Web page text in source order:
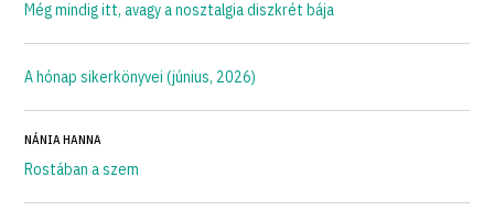
Még mindig itt, avagy a nosztalgia diszkrét bája
A hónap sikerkönyvei (június, 2026)
NÁNIA HANNA
Rostában a szem